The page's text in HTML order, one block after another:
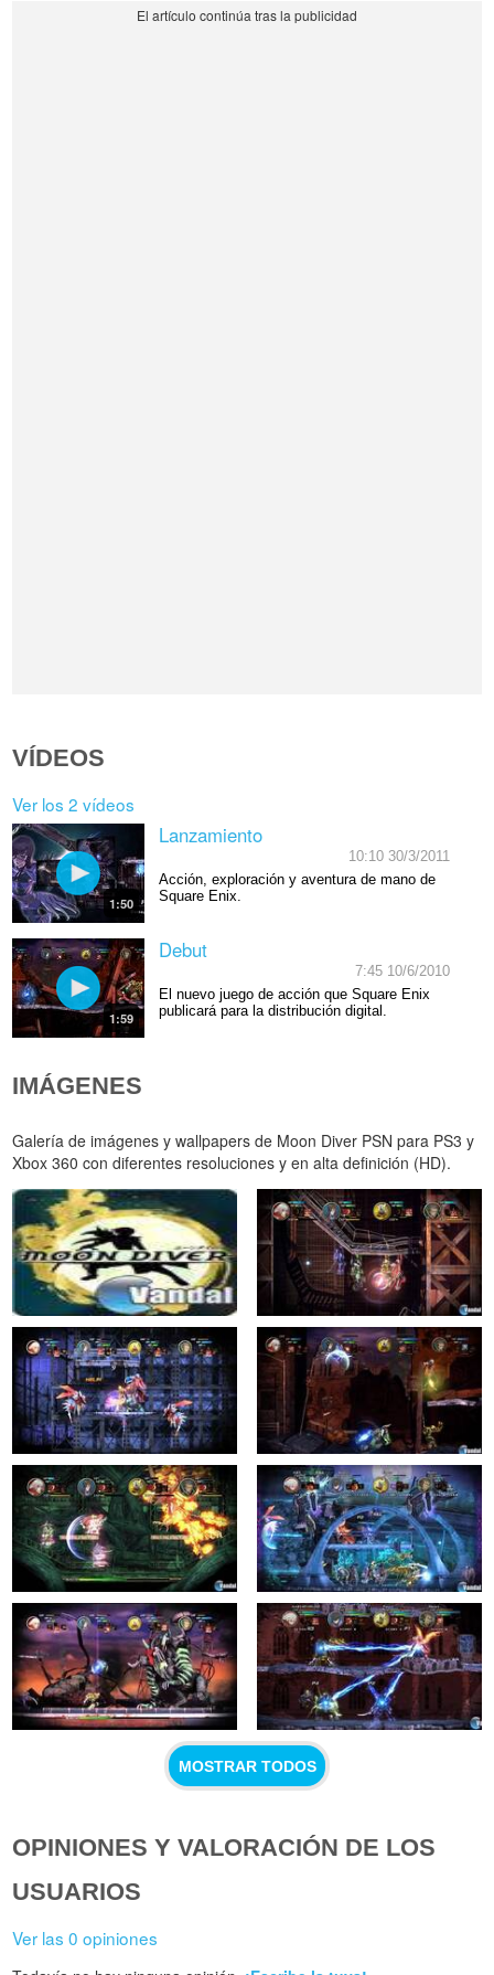
VÍDEOS
Ver los 2 vídeos
1:50
Lanzamiento
10:10 30/3/2011
Acción, exploración y aventura de mano de
Square Enix.
1:59
Debut
7:45 10/6/2010
El nuevo juego de acción que Square Enix
publicará para la distribución digital.
IMÁGENES
Galería de imágenes y wallpapers de Moon Diver PSN para PS3 y
Xbox 360 con diferentes resoluciones y en alta definición (HD).
MOSTRAR TODOS
OPINIONES Y VALORACIÓN DE LOS
USUARIOS
Ver las 0 opiniones